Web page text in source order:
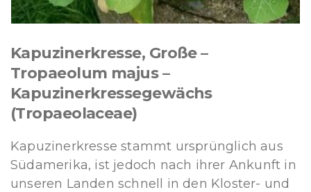
Kapuzinerkresse, Große –
Tropaeolum majus –
Kapuzinerkressegewächs
(Tropaeolaceae)
Kapuzinerkresse stammt ursprünglich aus
Südamerika, ist jedoch nach ihrer Ankunft in
unseren Landen schnell in den Kloster- und